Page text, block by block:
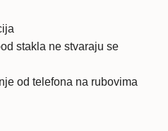
stakla ne stvaraju se
od telefona na rubovima